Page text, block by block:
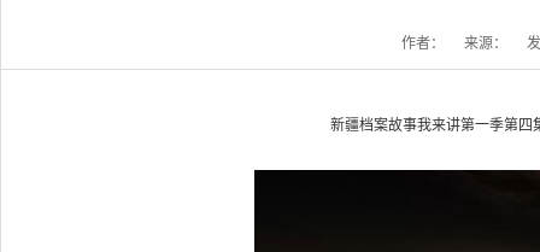
作者： 来源：
新疆档案故事我来讲第一季第